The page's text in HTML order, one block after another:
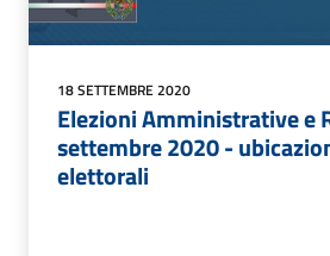
18 SETTEMBRE 2020
Elezioni Amministrative e
settembre 2020 -
elettorali